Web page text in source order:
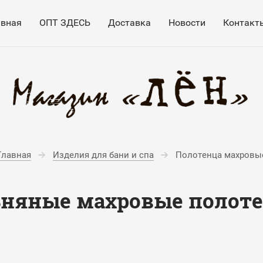
ОПТ ЗДЕСЬ Доставка Новости
Изделия для бани и спа Полотенца
махровые